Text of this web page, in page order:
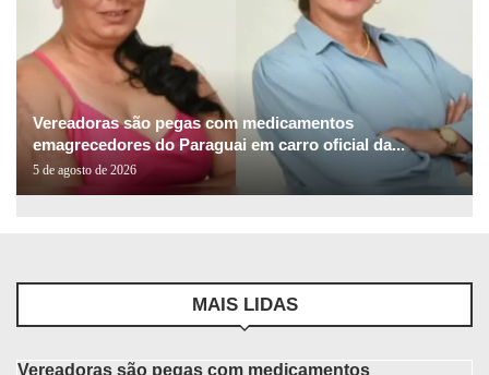
Vereadoras são pegas com medicamentos
emagrecedores do Paraguai em carro oficial da...
5 de agosto de 2026
MAIS LIDAS
Vereadoras são pegas com medicamentos